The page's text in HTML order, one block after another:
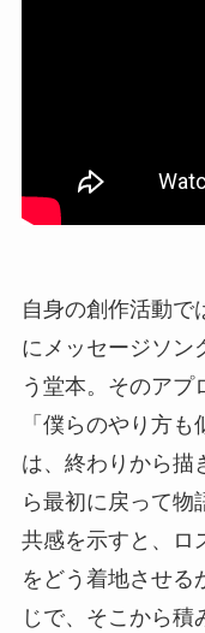
自身の創作活動で
にメッセージソン
う堂本。そのアプ
「僕らのやり方
は、終わりから描
ら最初に戻って物
共感を示すと、ロ
をどう着地させる
じで、そこから積